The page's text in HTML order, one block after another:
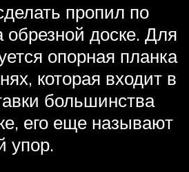
пропил по
обрезной доске. Для
опорная планка
которая входит в
большинства
его еще называют
упор.